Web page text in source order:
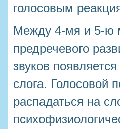
голосовым
Между 4-мя и 5-ю
предречевого
звуков
слога. Голосовой
распадаться на